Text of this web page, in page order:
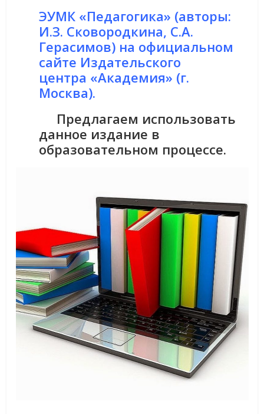
ЭУМК «Педагогика» (авторы:
И.З. Сковородкина, С.А.
Герасимов) на официальном
сайте Издательского
центра «Академия» (г.
Москва).
Предлагаем использовать
данное издание в
образовательном процессе.